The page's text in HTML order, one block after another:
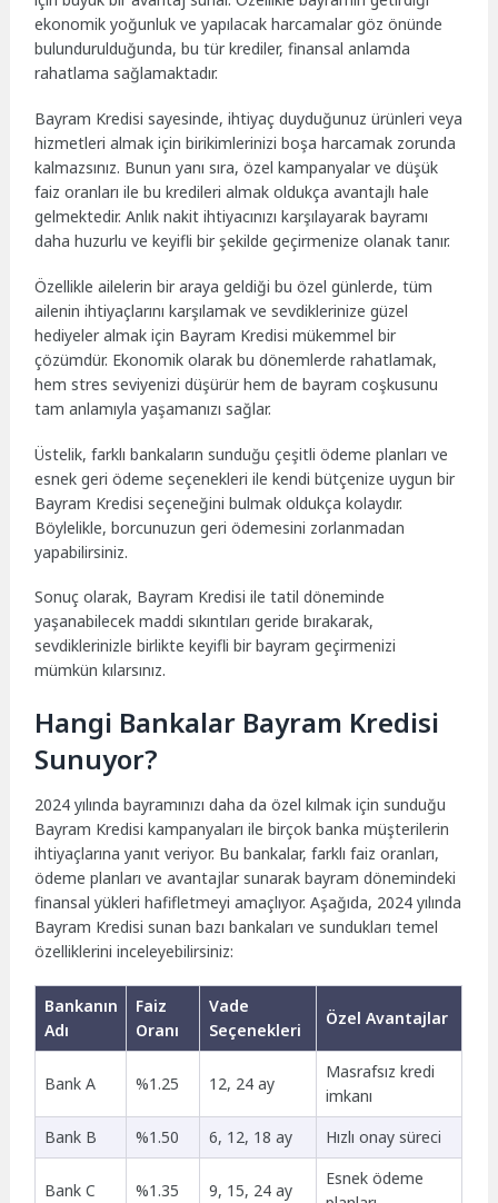
ekonomik yoğunluk ve yapılacak harcamalar göz önünde
bulundurulduğunda, bu tür krediler, finansal anlamda
rahatlama sağlamaktadır.
Bayram Kredisi sayesinde, ihtiyaç duyduğunuz ürünleri veya
hizmetleri almak için birikimlerinizi boşa harcamak zorunda
kalmazsınız. Bunun yanı sıra, özel kampanyalar ve düşük
faiz oranları ile bu kredileri almak oldukça avantajlı hale
gelmektedir. Anlık nakit ihtiyacınızı karşılayarak bayramı
daha huzurlu ve keyifli bir şekilde geçirmenize olanak tanır.
Özellikle ailelerin bir araya geldiği bu özel günlerde, tüm
ailenin ihtiyaçlarını karşılamak ve sevdiklerinize güzel
hediyeler almak için Bayram Kredisi mükemmel bir
çözümdür. Ekonomik olarak bu dönemlerde rahatlamak,
hem stres seviyenizi düşürür hem de bayram coşkusunu
tam anlamıyla yaşamanızı sağlar.
Üstelik, farklı bankaların sunduğu çeşitli ödeme planları ve
esnek geri ödeme seçenekleri ile kendi bütçenize uygun bir
Bayram Kredisi seçeneğini bulmak oldukça kolaydır.
Böylelikle, borcunuzun geri ödemesini zorlanmadan
yapabilirsiniz.
Sonuç olarak, Bayram Kredisi ile tatil döneminde
yaşanabilecek maddi sıkıntıları geride bırakarak,
sevdiklerinizle birlikte keyifli bir bayram geçirmenizi
mümkün kılarsınız.
Hangi Bankalar Bayram Kredisi
Sunuyor?
2024 yılında bayramınızı daha da özel kılmak için sunduğu
Bayram Kredisi kampanyaları ile birçok banka müşterilerin
ihtiyaçlarına yanıt veriyor. Bu bankalar, farklı faiz oranları,
ödeme planları ve avantajlar sunarak bayram dönemindeki
finansal yükleri hafifletmeyi amaçlıyor. Aşağıda, 2024 yılında
Bayram Kredisi sunan bazı bankaları ve sundukları temel
özelliklerini inceleyebilirsiniz:
Bankanın
Adı
Faiz
Oranı
Vade
Seçenekleri
Özel Avantajlar
Bank A %1.25 12, 24 ay
Masrafsız kredi
imkanı
Bank B
%1.50 6, 12, 18 ay Hızlı onay süreci
Bank C %1.35 9, 15, 24 ay
Esnek ödeme